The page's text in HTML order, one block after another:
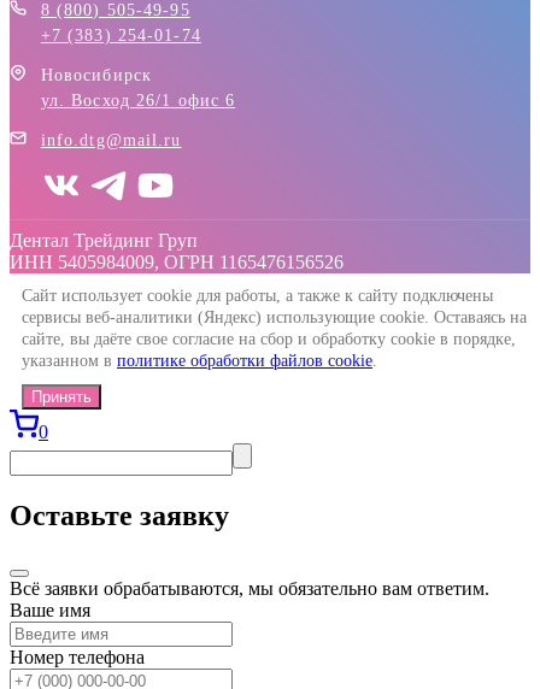
8 (800) 505-49-95
+7 (383) 254-01-74
Новосибирск
ул. Восход 26/1 офис 6
info.dtg@mail.ru
Дентал Трейдинг Груп
ИНН 5405984009, ОГРН 1165476156526
Сайт использует cookie для работы, а также к сайту подключены
сервисы веб-аналитики (Яндекс) использующие cookie. Оставаясь на
сайте, вы даёте свое согласие на сбор и обработку cookie в порядке,
указанном в политике обработки файлов cookie.
Принять
0
Оставьте заявку
Всё заявки обрабатываются, мы обязательно вам ответим.
Ваше имя
Номер телефона